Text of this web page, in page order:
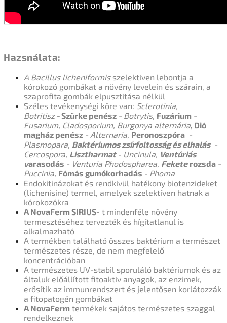
Hazsnálata:
A Bacillus licheniformisszelektíven lebontja a
kórokozó gombákat a növény levelein és szárain, a
szaprofita gombák elpusztítása nélkül
Széles tevékenységi köre van: Sclerotinia,
Botritisz -Szürke penész - Botrytis, Fuzárium -
Fusarium, Cladosporium, Burgonya alternária, Dió
magház penész - Alternaria, Peronoszpóra -
Plasmopara, Baktériumos zsírfoltosság és elhalás -
Cercospora, Lisztharmat - Uncinula, Ventúriás
varasodás - Venturia Phodospharea, Fekete rozsda -
Puccinia, Fómás gumókorhadás - Phoma
Endokitinázokat és rendkívül hatékony biotenzideket
(lichenisine) termel, amelyek szelektíven hatnak a
kórokozókra
A NovaFerm SIRIUS- t mindenféle növény
termesztéséhez tervezték és hígítatlanul is
alkalmazható
A termékben található összes baktérium a természet
természetes része, de nem megfelelő
koncentrációban
A természetes UV-stabil sporuláló baktériumok és az
általuk előállított fitoaktív anyagok, az enzimek,
erősítik az immunrendszert és jelentősen korlátozzák
a fitopatogén gombákat
A NovaFerm termékek sajátos természetes szaggal
rendelkeznek